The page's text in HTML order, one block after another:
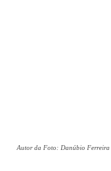
Autor da Foto: Danúbio Ferreira